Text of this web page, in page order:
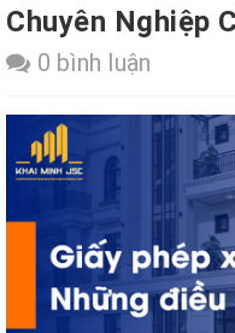
Chuyên Nghiệp
0 bình luận